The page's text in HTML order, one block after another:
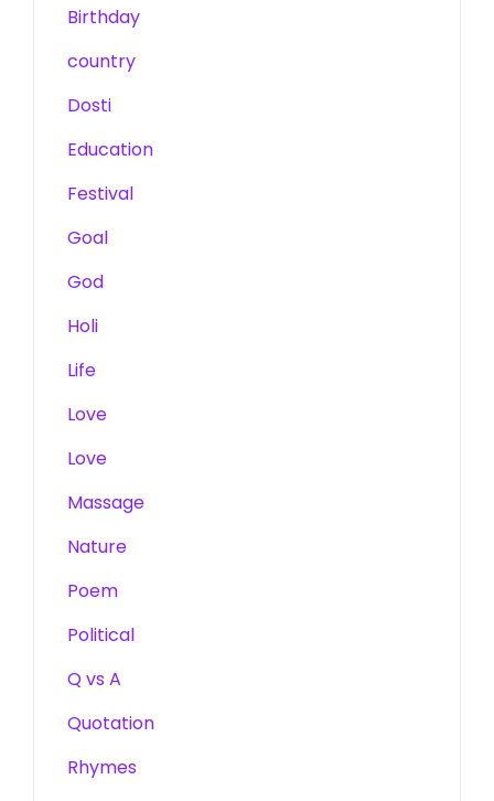
Birthday
country
Dosti
Education
Festival
Goal
God
Holi
Life
Love
Love
Massage
Nature
Poem
Political
Q vs A
Quotation
Rhymes